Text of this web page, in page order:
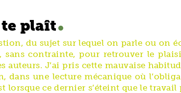
plaît
du sujet sur lequel on parle ou on
sans contrainte, pour retrouver le
auteurs. J’ai pris cette mauvaise
dans une lecture mécanique où
lorsque ce dernier s’éteint que le travail